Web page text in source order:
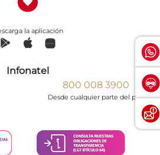
la aplicación
Infonatel
800 008 3900
Desde cualquier parte del país